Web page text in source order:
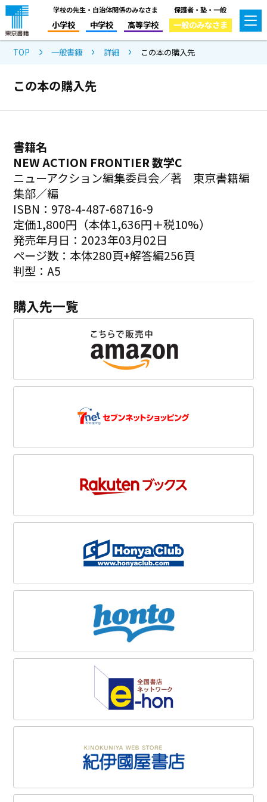
学校の先生・自治体関係のみなさま
小学校 中学校 高等学校
保護者・塾・一般
一般のみなさま
TOP 一般書籍 詳細 この本の購入先
この本の購入先
書籍名
NEW ACTION FRONTIER 数学C
ニューアクション編集委員会／著 東京書籍編
集部／編
ISBN：978-4-487-68716-9
定価1,800円（本体1,636円＋税10%）
発売年月日：2023年03月02日
ページ数：本体280頁+解答編256頁
判型：A5
購入先一覧